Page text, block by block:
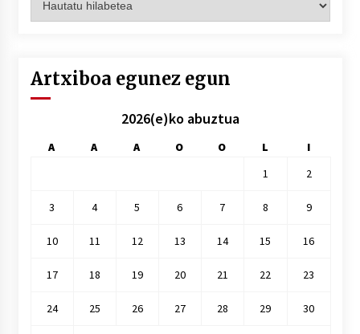
hilez
Artxiboa egunez egun
2026(e)ko abuztua
A A A O O L
I
1
2
3 4 5 6 7 8 9
10 11 12 13 14 15 16
17 18 19 20 21 22 23
24 25 26 27 28 29 30